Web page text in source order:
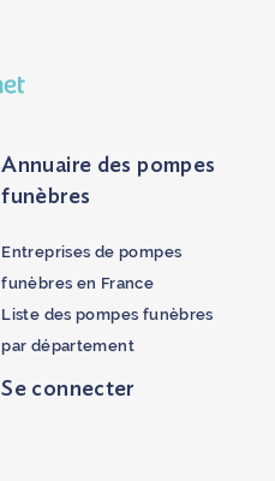
Annuaire des pompes
funèbres
Entreprises de pompes
funèbres en France
Liste des pompes funèbres
par département
Se connecter